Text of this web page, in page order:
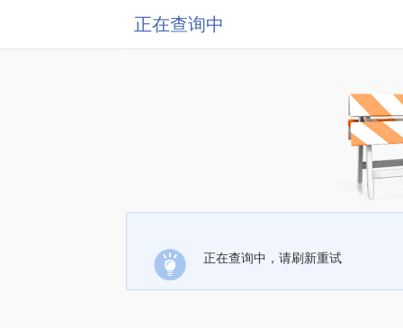
正在查询中
正在查询中，请刷新重试